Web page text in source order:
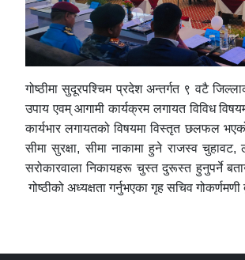
गोष्ठीमा सुदूरपश्चिम प्रदेश अन्तर्गत ९ वटै
उपाय एवम् आगामी कार्यक्रम लगायत विविध
कार्यभार लगायतको विषयमा विस्तृत छलफल
सीमा सुरक्षा, सीमा नाकामा हुने राजस्व
सरोकारवाला निकायहरू चुस्त दुरूस्त हुनुपर्ने
गोष्ठीको अध्यक्षता गर्नुभएका गृह सचिव